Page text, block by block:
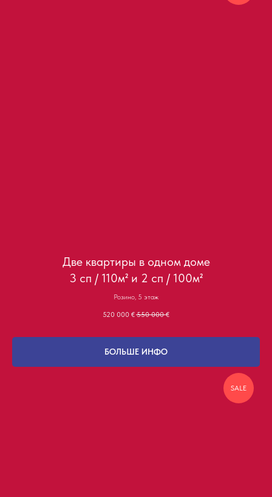
Две квартиры в одном доме
3 сп / 110м² и 2 сп / 100м²
Розино, 5 этаж
520 000 € 550 000 €
БОЛЬШЕ ИНФО
SALE